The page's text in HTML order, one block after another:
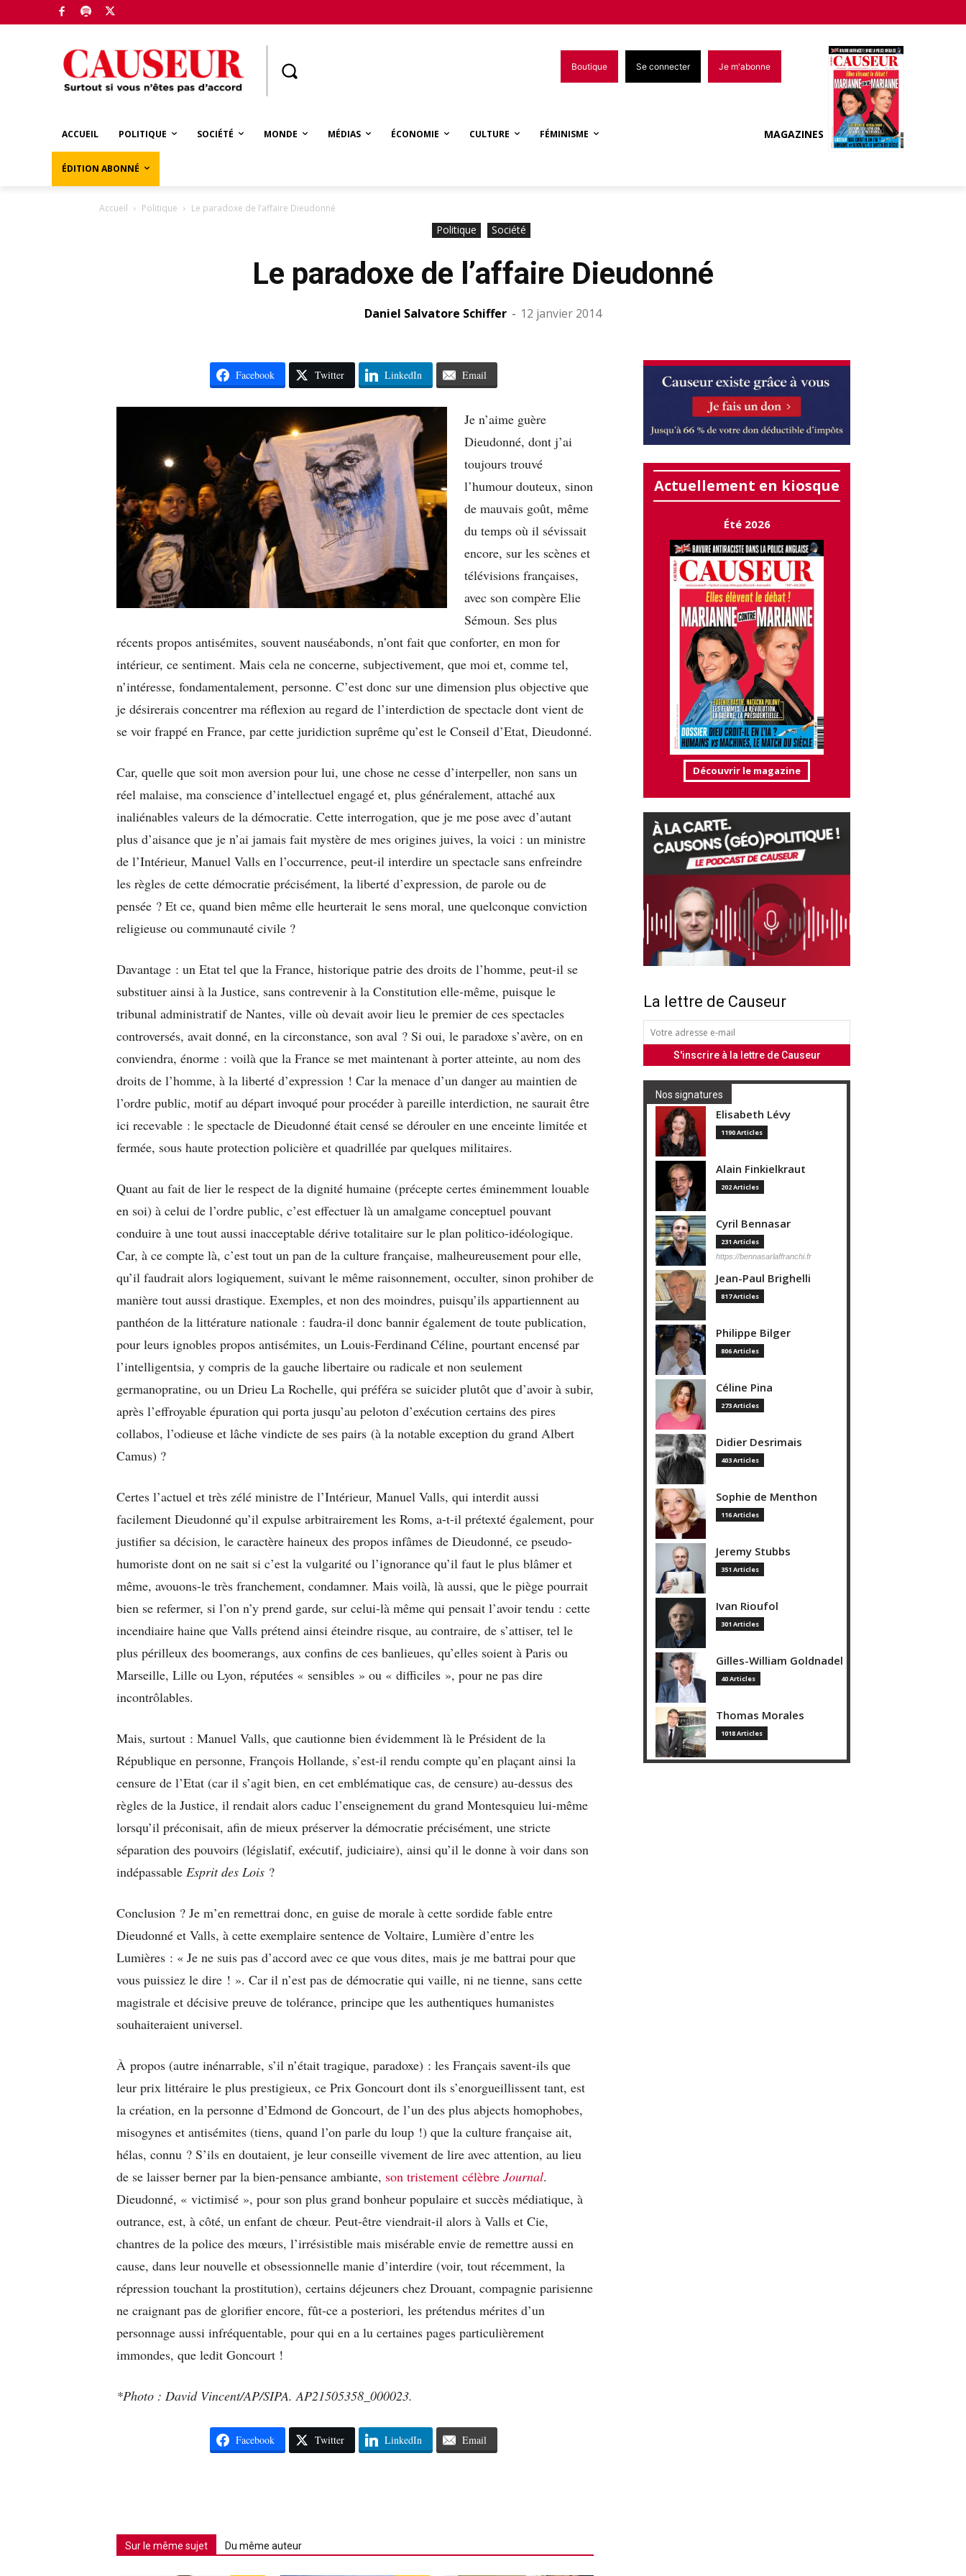
Boutique Se connecter Je m'abonne
ACCUEIL POLITIQUE SOCIÉTÉ MONDE MÉDIAS ÉCONOMIE CULTURE FÉMINISME
ÉDITION ABONNÉ
MAGAZINES
Accueil Politique Le paradoxe de l’affaire Dieudonné
Politique Société
Le paradoxe de l’affaire Dieudonné
Daniel Salvatore Schiffer - 12 janvier 2014
Facebook Twitter LinkedIn Email
Je n’aime guère
Dieudonné, dont j’ai
toujours trouvé
l’humour douteux, sinon
de mauvais goût, même
du temps où il sévissait
encore, sur les scènes et
télévisions françaises,
avec son compère Elie
Sémoun. Ses plus
récents propos antisémites, souvent nauséabonds, n’ont fait que conforter, en mon for
intérieur, ce sentiment. Mais cela ne concerne, subjectivement, que moi et, comme tel,
n’intéresse, fondamentalement, personne. C’est donc sur une dimension plus objective que
je désirerais concentrer ma réflexion au regard de l’interdiction de spectacle dont vient de
se voir frappé en France, par cette juridiction suprême qu’est le Conseil d’Etat, Dieudonné.
Car, quelle que soit mon aversion pour lui, une chose ne cesse d’interpeller, non sans un
réel malaise, ma conscience d’intellectuel engagé et, plus généralement, attaché aux
inaliénables valeurs de la démocratie. Cette interrogation, que je me pose avec d’autant
plus d’aisance que je n’ai jamais fait mystère de mes origines juives, la voici : un ministre
de l’Intérieur, Manuel Valls en l’occurrence, peut-il interdire un spectacle sans enfreindre
les règles de cette démocratie précisément, la liberté d’expression, de parole ou de
pensée ? Et ce, quand bien même elle heurterait le sens moral, une quelconque conviction
religieuse ou communauté civile ?
Davantage : un Etat tel que la France, historique patrie des droits de l’homme, peut-il se
substituer ainsi à la Justice, sans contrevenir à la Constitution elle-même, puisque le
tribunal administratif de Nantes, ville où devait avoir lieu le premier de ces spectacles
controversés, avait donné, en la circonstance, son aval ? Si oui, le paradoxe s’avère, on en
conviendra, énorme : voilà que la France se met maintenant à porter atteinte, au nom des
droits de l’homme, à la liberté d’expression ! Car la menace d’un danger au maintien de
l’ordre public, motif au départ invoqué pour procéder à pareille interdiction, ne saurait être
ici recevable : le spectacle de Dieudonné était censé se dérouler en une enceinte limitée et
fermée, sous haute protection policière et quadrillée par quelques militaires.
Quant au fait de lier le respect de la dignité humaine (précepte certes éminemment louable
en soi) à celui de l’ordre public, c’est effectuer là un amalgame conceptuel pouvant
conduire à une tout aussi inacceptable dérive totalitaire sur le plan politico-idéologique.
Car, à ce compte là, c’est tout un pan de la culture française, malheureusement pour elle,
qu’il faudrait alors logiquement, suivant le même raisonnement, occulter, sinon prohiber de
manière tout aussi drastique. Exemples, et non des moindres, puisqu’ils appartiennent au
panthéon de la littérature nationale : faudra-il donc bannir également de toute publication,
pour leurs ignobles propos antisémites, un Louis-Ferdinand Céline, pourtant encensé par
l’intelligentsia, y compris de la gauche libertaire ou radicale et non seulement
germanopratine, ou un Drieu La Rochelle, qui préféra se suicider plutôt que d’avoir à subir,
après l’effroyable épuration qui porta jusqu’au peloton d’exécution certains des pires
collabos, l’odieuse et lâche vindicte de ses pairs (à la notable exception du grand Albert
Camus) ?
Certes l’actuel et très zélé ministre de l’Intérieur, Manuel Valls, qui interdit aussi
facilement Dieudonné qu’il expulse arbitrairement les Roms, a-t-il prétexté également, pour
justifier sa décision, le caractère haineux des propos infâmes de Dieudonné, ce pseudo-
humoriste dont on ne sait si c’est la vulgarité ou l’ignorance qu’il faut le plus blâmer et
même, avouons-le très franchement, condamner. Mais voilà, là aussi, que le piège pourrait
bien se refermer, si l’on n’y prend garde, sur celui-là même qui pensait l’avoir tendu : cette
incendiaire haine que Valls prétend ainsi éteindre risque, au contraire, de s’attiser, tel le
plus périlleux des boomerangs, aux confins de ces banlieues, qu’elles soient à Paris ou
Marseille, Lille ou Lyon, réputées « sensibles » ou « difficiles », pour ne pas dire
incontrôlables.
Mais, surtout : Manuel Valls, que cautionne bien évidemment là le Président de la
République en personne, François Hollande, s’est-il rendu compte qu’en plaçant ainsi la
censure de l’Etat (car il s’agit bien, en cet emblématique cas, de censure) au-dessus des
règles de la Justice, il rendait alors caduc l’enseignement du grand Montesquieu lui-même
lorsqu’il préconisait, afin de mieux préserver la démocratie précisément, une stricte
séparation des pouvoirs (législatif, exécutif, judiciaire), ainsi qu’il le donne à voir dans son
indépassable Esprit des Lois ?
Conclusion ? Je m’en remettrai donc, en guise de morale à cette sordide fable entre
Dieudonné et Valls, à cette exemplaire sentence de Voltaire, Lumière d’entre les
Lumières : « Je ne suis pas d’accord avec ce que vous dites, mais je me battrai pour que
vous puissiez le dire ! ». Car il n’est pas de démocratie qui vaille, ni ne tienne, sans cette
magistrale et décisive preuve de tolérance, principe que les authentiques humanistes
souhaiteraient universel.
À propos (autre inénarrable, s’il n’était tragique, paradoxe) : les Français savent-ils que
leur prix littéraire le plus prestigieux, ce Prix Goncourt dont ils s’enorgueillissent tant, est
la création, en la personne d’Edmond de Goncourt, de l’un des plus abjects homophobes,
misogynes et antisémites (tiens, quand l’on parle du loup !) que la culture française ait,
hélas, connu ? S’ils en doutaient, je leur conseille vivement de lire avec attention, au lieu
de se laisser berner par la bien-pensance ambiante, son tristement célèbre Journal.
Dieudonné, « victimisé », pour son plus grand bonheur populaire et succès médiatique, à
outrance, est, à côté, un enfant de chœur. Peut-être viendrait-il alors à Valls et Cie,
chantres de la police des mœurs, l’irrésistible mais misérable envie de remettre aussi en
cause, dans leur nouvelle et obsessionnelle manie d’interdire (voir, tout récemment, la
répression touchant la prostitution), certains déjeuners chez Drouant, compagnie parisienne
ne craignant pas de glorifier encore, fût-ce a posteriori, les prétendus mérites d’un
personnage aussi infréquentable, pour qui en a lu certaines pages particulièrement
immondes, que ledit Goncourt !
*Photo : David Vincent/AP/SIPA. AP21505358_000023.
Facebook Twitter LinkedIn Email
Sur le même sujet Du même auteur
Actuellement en kiosque
Été 2026
Découvrir le magazine
La lettre de Causeur
Nos signatures
Elisabeth Lévy
1190 Articles
Alain Finkielkraut
202 Articles
Cyril Bennasar
231 Articles
https://bennasarlaffranchi.fr
Jean-Paul Brighelli
817 Articles
Philippe Bilger
806 Articles
Céline Pina
273 Articles
Didier Desrimais
403 Articles
Sophie de Menthon
116 Articles
Jeremy Stubbs
351 Articles
Ivan Rioufol
301 Articles
Gilles-William Goldnadel
40 Articles
Thomas Morales
1018 Articles